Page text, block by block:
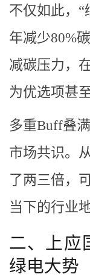
不仅如此，“
年减少80%
减碳压力，
为优选项甚
多重Buff叠
市场共识。
了两三倍，
当下的行业
二、上应
绿电大势